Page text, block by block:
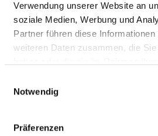
Verwendung unserer Website an
soziale Medien, Werbung und
Partner führen diese
weiteren Daten zusammen, die
Notwendig
Präferenzen
http://www.ukgm.de
Prof. Dr. med. Tobias Struffert
Bernhard Woelk (Oberarzt)